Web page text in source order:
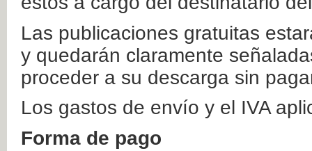
Las publicaciones gratuitas
y quedarán claramente
proceder a su descarga sin
Los gastos de envío y el IVA
Forma de pago